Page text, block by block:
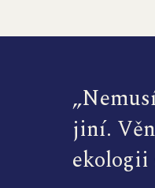
jiní.
ekologii